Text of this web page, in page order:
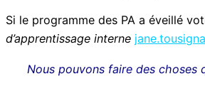
Si le programme des PA a éveillé
d’apprentissage interne
Nous pouvons faire des choses